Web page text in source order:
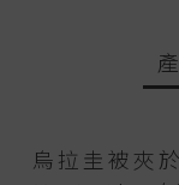
烏拉圭被夾